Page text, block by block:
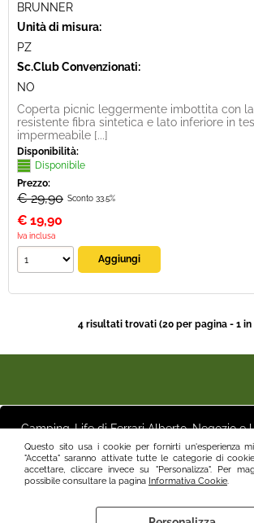
Questo sito usa i cookie per fornirti un'esperienza
"Accetta" saranno attivate tutte le categorie di
accettare, cliccare invece su "Personalizza". Per
possibile consultare la pagina Informativa Cookie.
BRUNNER
Unità di misura:
PZ
Sc.Club Convenzionati:
NO
Coperta picnic leggermente imbottita con
resistente fibra sintetica e lato inferiore in
impermeabile [...]
Disponibilità:
Disponibile
Prezzo:
€ 29,90 Sconto 33.5%
€ 19,90
Iva inclusa
4 risultati trovati (20 per pagina - 1
Spedizioni
Recesso e Condizioni
Camping-Life di Ferrari Alberto, Negozio e
16 25125 Brescia (BS) Magazzino Via Friuli 3
Italia P.I.03411250982 info@camping-